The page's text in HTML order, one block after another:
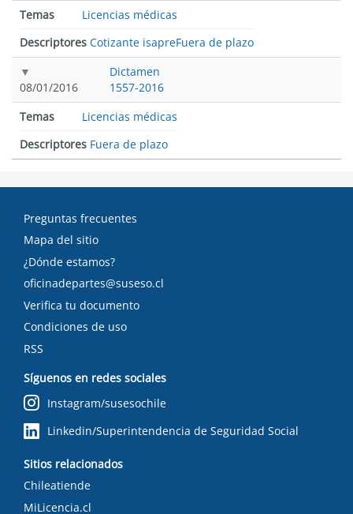
Temas
Licencias médicas
Descriptores Cotizante isapreFuera de plazo
08/01/2016
Dictamen
1557-2016
Temas
Licencias médicas
Descriptores Fuera de plazo
Preguntas frecuentes
Mapa del sitio
¿Dónde estamos?
oficinadepartes@suseso.cl
Verifica tu documento
Condiciones de uso
RSS
Síguenos en redes sociales
Instagram/susesochile
Linkedin/Superintendencia de Seguridad Social
Sitios relacionados
Chileatiende
MiLicencia.cl